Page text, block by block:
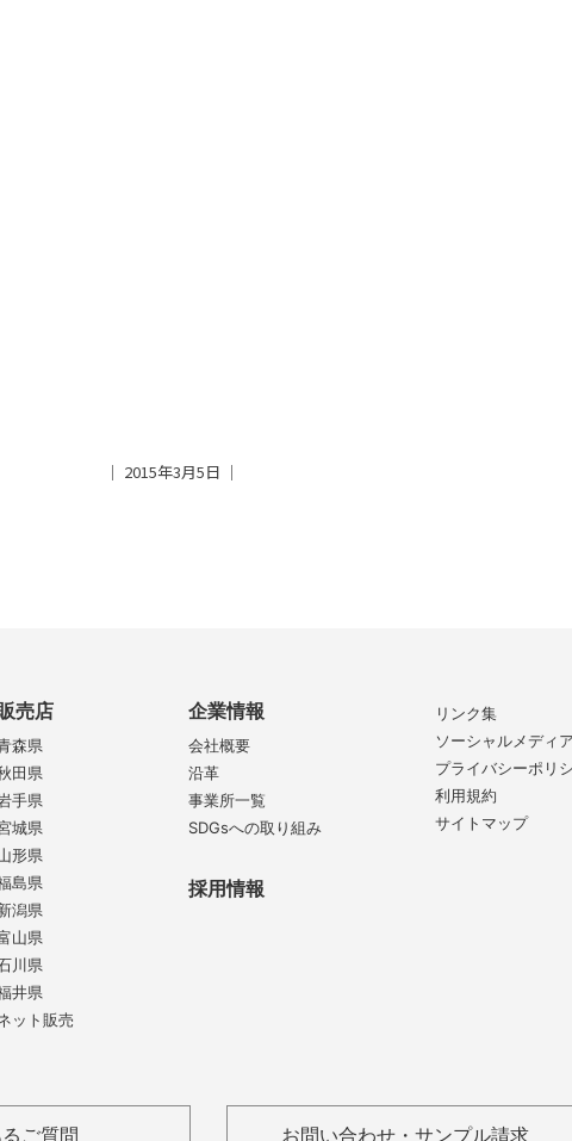
│ 2015年3月5日 │
売店
森県
田県
手県
城県
形県
島県
潟県
山県
川県
井県
ット販売
企業情報
会社概要
沿革
事業所一覧
SDGsへの取り組み
採用情報
リンク集
ソーシャルメディ
プライバシーポリ
利用規約
サイトマップ
ご質問 お問い合わせ・サンプル請求